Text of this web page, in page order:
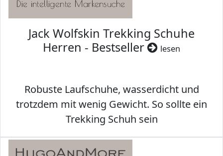
Jack Wolfskin Trekking Schuhe
Herren - Bestseller
lesen
Robuste Laufschuhe, wasserdicht und
trotzdem mit wenig Gewicht. So sollte ein
Trekking Schuh sein